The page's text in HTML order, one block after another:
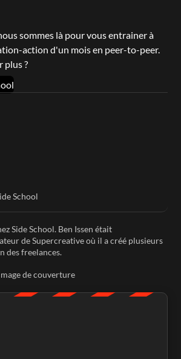
sommes là pour vous entrainer à
action d'un mois en peer-to-peer.
plus ?
School
Side School. Ben Issen était
de Supercreative où il a créé plusieurs
des freelances.
de couverture